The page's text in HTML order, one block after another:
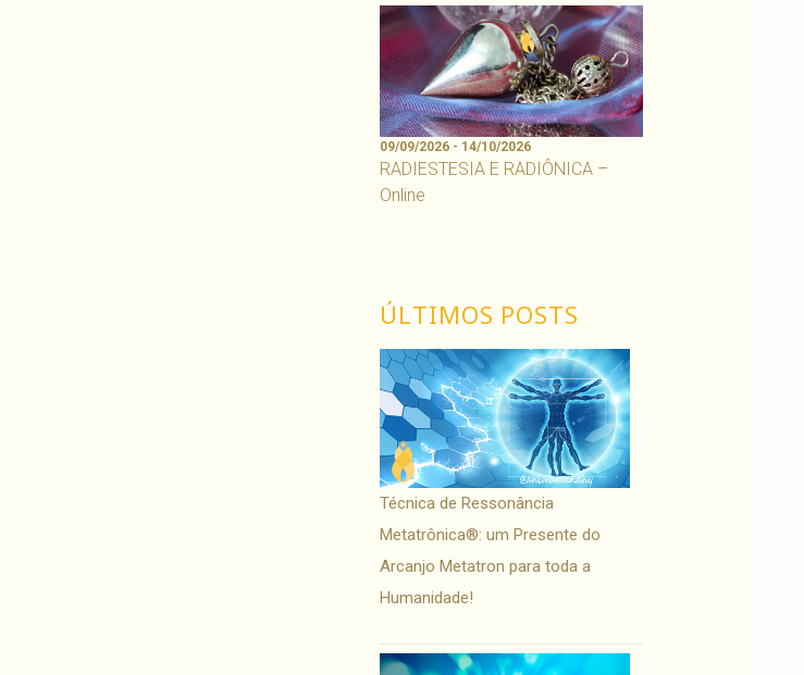
09/09/2026 - 14/10/2026
RADIESTESIA E RADIÔNICA –
Online
ÚLTIMOS POSTS
Técnica de Ressonância
Metatrônica®: um Presente do
Arcanjo Metatron para toda a
Humanidade!